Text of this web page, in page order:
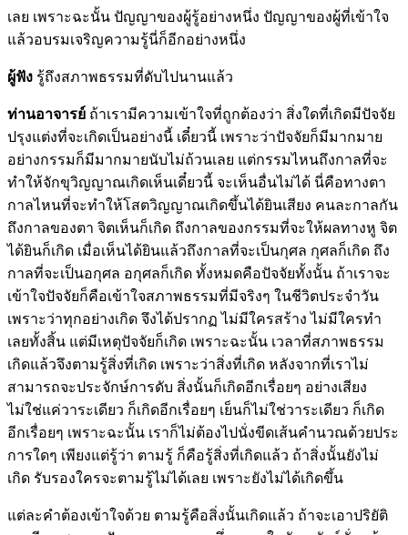
เลย เพราะฉะนั้น ปัญญาของผู้รู้อย่างหนึ่ง ปัญญาของผู้ที่เข้าใจ
แล้วอบรมเจริญความรู้นี่ก็อีกอย่างหนึ่ง
ผู้ฟัง รู้ถึงสภาพธรรมที่ดับไปนานแล้ว
ท่านอาจารย์ ถ้าเรามีความเข้าใจที่ถูกต้องว่า สิ่งใดที่เกิดมีปัจจัย
ปรุงแต่งที่จะเกิดเป็นอย่างนี้ เดี๋ยวนี้ เพราะว่าปัจจัยก็มีมากมาย
อย่างกรรมก็มีมากมายนับไม่ถ้วนเลย แต่กรรมไหนถึงกาลที่จะ
ทำให้จักขุวิญญาณเกิดเห็นเดี๋ยวนี้ จะเห็นอื่นไม่ได้ นี่คือทางตา
กาลไหนที่จะทำให้โสตวิญญาณเกิดขึ้นได้ยินเสียง คนละกาลกัน
ถึงกาลของตา จิตเห็นก็เกิด ถึงกาลของกรรมที่จะให้ผลทางหู จิต
ได้ยินก็เกิด เมื่อเห็นได้ยินแล้วถึงกาลที่จะเป็นกุศล กุศลก็เกิด ถึง
กาลที่จะเป็นอกุศล อกุศลก็เกิด ทั้งหมดคือปัจจัยทั้งนั้น ถ้าเราจะ
เข้าใจปัจจัยก็คือเข้าใจสภาพธรรมที่มีจริงๆ ในชีวิตประจำวัน
เพราะว่าทุกอย่างเกิด จึงได้ปรากฏ ไม่มีใครสร้าง ไม่มีใครทำ
เลยทั้งสิ้น แต่มีเหตุปัจจัยก็เกิด เพราะฉะนั้น เวลาที่สภาพธรรม
เกิดแล้วจึงตามรู้สิ่งที่เกิด เพราะว่าสิ่งที่เกิด หลังจากที่เราไม่
สามารถจะประจักษ์การดับ สิ่งนั้นก็เกิดอีกเรื่อยๆ อย่างเสียง
ไม่ใช่แค่วาระเดียว ก็เกิดอีกเรื่อยๆ เย็นก็ไม่ใช่วาระเดียว ก็เกิด
อีกเรื่อยๆ เพราะฉะนั้น เราก็ไม่ต้องไปนั่งขีดเส้นคำนวณด้วยประ
การใดๆ เพียงแต่รู้ว่า ตามรู้ ก็คือรู้สิ่งที่เกิดแล้ว ถ้าสิ่งนั้นยังไม่
เกิด รับรองใครจะตามรู้ไม่ได้เลย เพราะยังไม่ได้เกิดขึ้น
แต่ละคำต้องเข้าใจด้วย ตามรู้คือสิ่งนั้นเกิดแล้ว ถ้าจะเอาปริยัติ